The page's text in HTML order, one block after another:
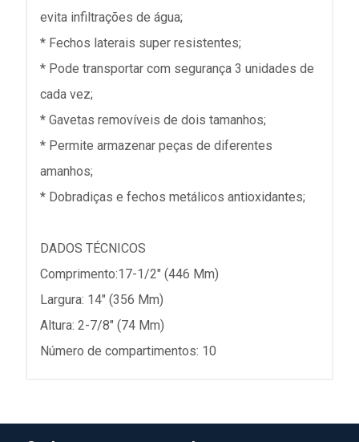
evita infiltrações de água;
* Fechos laterais super resistentes;
* Pode transportar com segurança 3 unidades de
cada vez;
* Gavetas removíveis de dois tamanhos;
* Permite armazenar peças de diferentes
amanhos;
* Dobradiças e fechos metálicos antioxidantes;
DADOS TÉCNICOS
Comprimento:17-1/2" (446 Mm)
Largura: 14" (356 Mm)
Altura: 2-7/8" (74 Mm)
Número de compartimentos: 10